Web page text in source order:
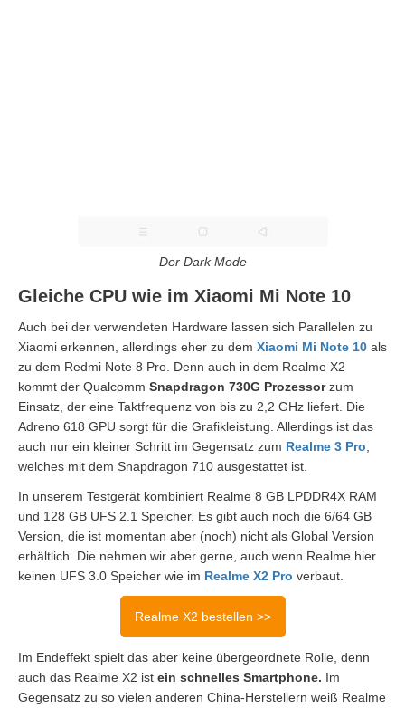
Der Dark Mode
Gleiche CPU wie im Xiaomi Mi Note 10
Auch bei der verwendeten Hardware lassen sich Parallelen zu
Xiaomi erkennen, allerdings eher zu dem Xiaomi Mi Note 10 als
zu dem Redmi Note 8 Pro. Denn auch in dem Realme X2
kommt der Qualcomm Snapdragon 730G Prozessorzum
Einsatz, der eine Taktfrequenz von bis zu 2,2 GHz liefert. Die
Adreno 618 GPU sorgt für die Grafikleistung. Allerdings ist das
auch nur ein kleiner Schritt im Gegensatz zum Realme 3 Pro
welches mit dem Snapdragon 710 ausgestattet ist.
In unserem Testgerät kombiniert Realme 8 GB LPDDR4X RAM
und 128 GB UFS 2.1 Speicher. Es gibt auch noch die 6/64 GB
Version, die ist momentan aber (noch) nicht als Global Version
erhältlich. Die nehmen wir aber gerne, auch wenn Realme hier
keinen UFS 3.0 Speicher wie im Realme X2 Pro verbaut.
Realme X2 bestellen >>
Im Endeffekt spielt das aber keine übergeordnete Rolle, denn
auch das Realme X2 ist ein schnelles Smartphone. Im
Gegensatz zu so vielen anderen China-Herstellern weiß Realme